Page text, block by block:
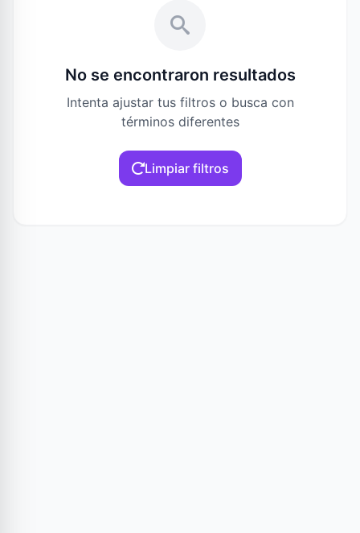
No se encontraron resultados
Intenta ajustar tus filtros o busca con
términos diferentes
Limpiar filtros